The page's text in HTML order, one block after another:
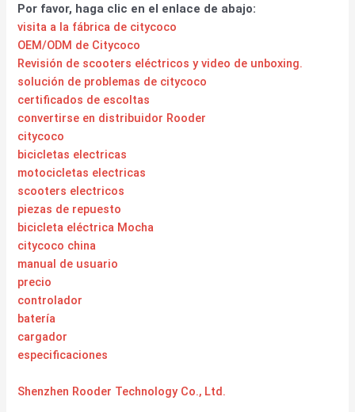
Por favor, haga clic en el enlace de abajo:
visita a la fábrica de citycoco
OEM/ODM de Citycoco
Revisión de scooters eléctricos y video de unboxing.
solución de problemas de citycoco
certificados de escoltas
convertirse en distribuidor Rooder
citycoco
bicicletas electricas
motocicletas electricas
scooters electricos
piezas de repuesto
bicicleta eléctrica Mocha
citycoco china
manual de usuario
precio
controlador
batería
cargador
especificaciones
Shenzhen Rooder Technology Co., Ltd.